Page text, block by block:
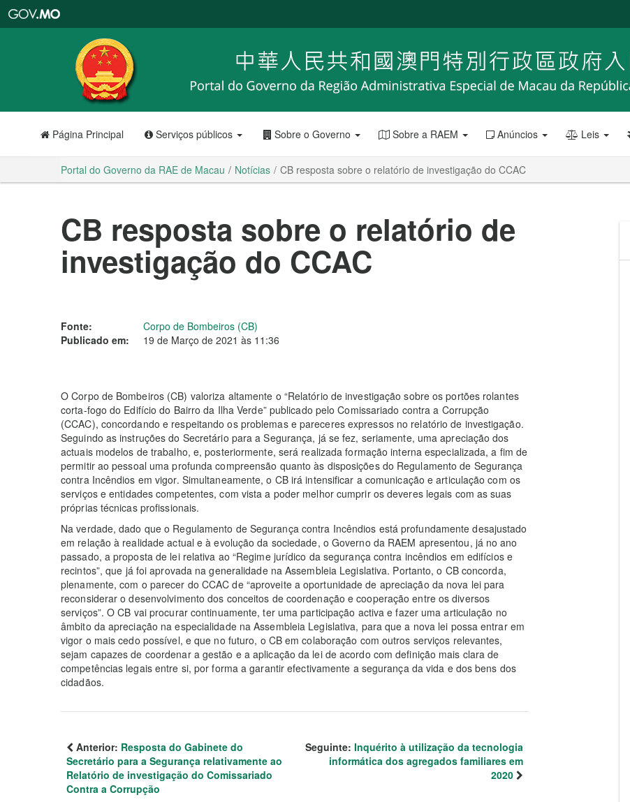
RAE
de
Macau
Página Principal Serviços públicos Sobre o Governo Sobre a RAEM Anúncios Leis
Portal do Governo da RAE de Macau Notícias CB resposta sobre o relatório de investigação do CCAC
CB resposta sobre o relatório de
investigação do CCAC
Fonte:
Corpo de Bombeiros (CB)
Publicado em:
19 de Março de 2021 às 11:36
O Corpo de Bombeiros (CB) valoriza altamente o “Relatório de investigação sobre os portões rolantes
corta-fogo do Edifício do Bairro da Ilha Verde” publicado pelo Comissariado contra a Corrupção
(CCAC), concordando e respeitando os problemas e pareceres expressos no relatório de investigação.
Seguindo as instruções do Secretário para a Segurança, já se fez, seriamente, uma apreciação dos
actuais modelos de trabalho, e, posteriormente, será realizada formação interna especializada, a fim de
permitir ao pessoal uma profunda compreensão quanto às disposições do Regulamento de Segurança
contra Incêndios em vigor. Simultaneamente, o CB irá intensificar a comunicação e articulação com os
serviços e entidades competentes, com vista a poder melhor cumprir os deveres legais com as suas
próprias técnicas profissionais.
Na verdade, dado que o Regulamento de Segurança contra Incêndios está profundamente desajustado
em relação à realidade actual e à evolução da sociedade, o Governo da RAEM apresentou, já no ano
passado, a proposta de lei relativa ao “Regime jurídico da segurança contra incêndios em edifícios e
recintos”, que já foi aprovada na generalidade na Assembleia Legislativa. Portanto, o CB concorda,
plenamente, com o parecer do CCAC de “aproveite a oportunidade de apreciação da nova lei para
reconsiderar o desenvolvimento dos conceitos de coordenação e cooperação entre os diversos
serviços”. O CB vai procurar continuamente, ter uma participação activa e fazer uma articulação no
âmbito da apreciação na especialidade na Assembleia Legislativa, para que a nova lei possa entrar em
vigor o mais cedo possível, e que no futuro, o CB em colaboração com outros serviços relevantes,
sejam capazes de coordenar a gestão e a aplicação da lei de acordo com definição mais clara de
competências legais entre si, por forma a garantir efectivamente a segurança da vida e dos bens dos
cidadãos.
Anterior: Resposta do Gabinete do
Secretário para a Segurança relativamente ao
Relatório de investigação do Comissariado
Contra a Corrupção
Seguinte: Inquérito à utilização da tecnologia
informática dos agregados familiares em
2020